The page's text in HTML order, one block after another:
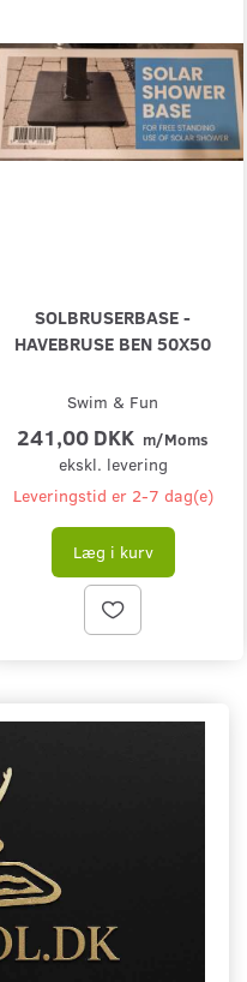
SOLBRUSERBASE -
HAVEBRUSE BEN 50X50
Swim & Fun
241,00 DKK m/Moms
ekskl. levering
Leveringstid er 2-7 dag(e)
Læg i kurv